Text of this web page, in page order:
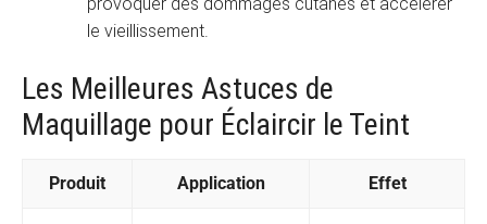
le vieillissement.
Les Meilleures Astuces de
Maquillage pour Éclaircir le Teint
Produit Application Effet